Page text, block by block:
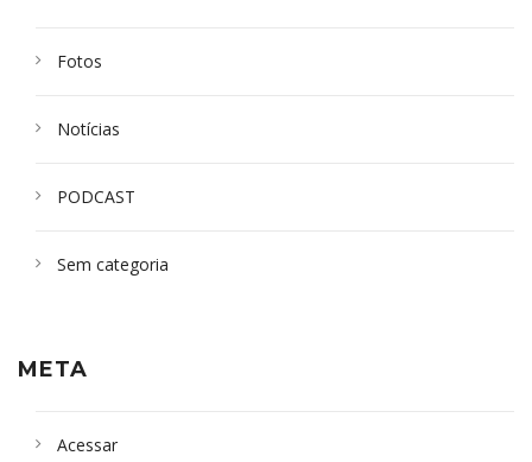
Fotos
Notícias
PODCAST
Sem categoria
META
Acessar